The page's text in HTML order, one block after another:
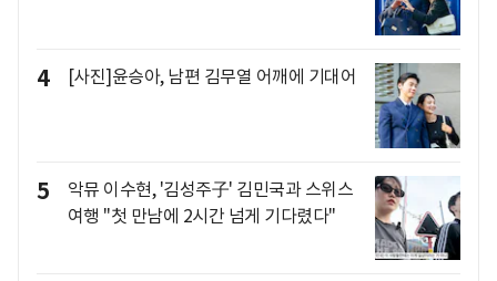
4 [사진]윤승아, 남편 김무열 어깨에 기대어
5
악뮤 이수현, '김성주子' 김민국과 스위스
여행 "첫 만남에 2시간 넘게 기다렸다"